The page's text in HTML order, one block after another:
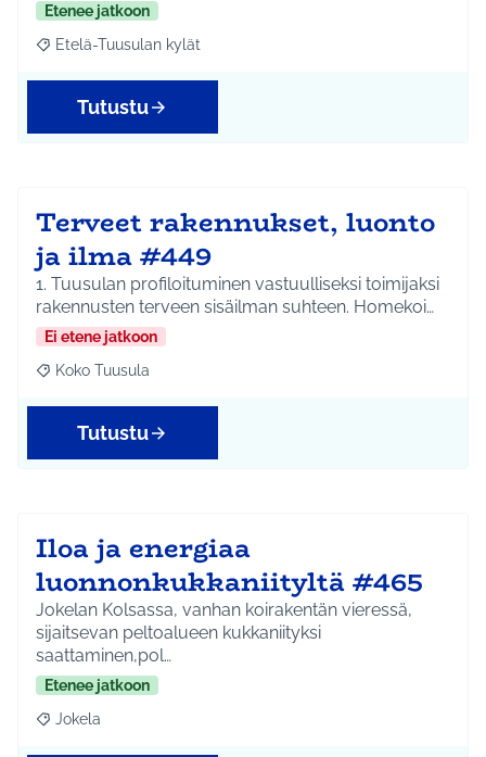
Etenee jatkoon
Rajaa tulokset aihepiirin mukaan: Etelä-Tuusulan kylät
Etelä-Tuusulan kylät
Tutustu
Terveet rakennukset, luonto
ja ilma #449
1. Tuusulan profiloituminen vastuulliseksi toimijaksi
rakennusten terveen sisäilman suhteen. Homekoi…
Ei etene jatkoon
Rajaa tulokset aihepiirin mukaan: Koko Tuusula
Koko Tuusula
Tutustu
Iloa ja energiaa
luonnonkukkaniityltä #465
Jokelan Kolsassa, vanhan koirakentän vieressä,
sijaitsevan peltoalueen kukkaniityksi
saattaminen,pol…
Etenee jatkoon
Rajaa tulokset aihepiirin mukaan: Jokela
Jokela